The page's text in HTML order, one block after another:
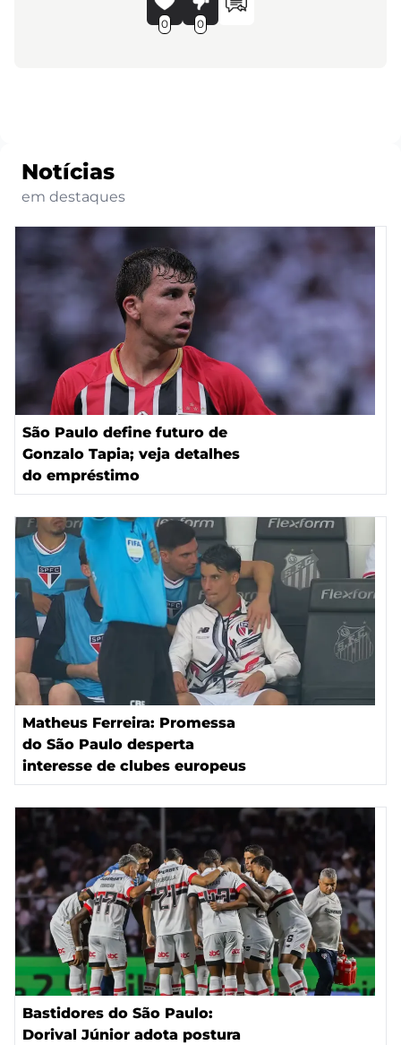
0 0
Notícias
em destaques
São Paulo define futuro de
Gonzalo Tapia; veja detalhes
do empréstimo
Matheus Ferreira: Promessa
do São Paulo desperta
interesse de clubes europeus
Bastidores do São Paulo:
Dorival Júnior adota postura